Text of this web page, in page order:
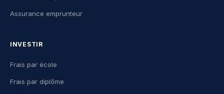
Assurance emprunteur
INVESTIR
Frais par école
Frais par diplôme